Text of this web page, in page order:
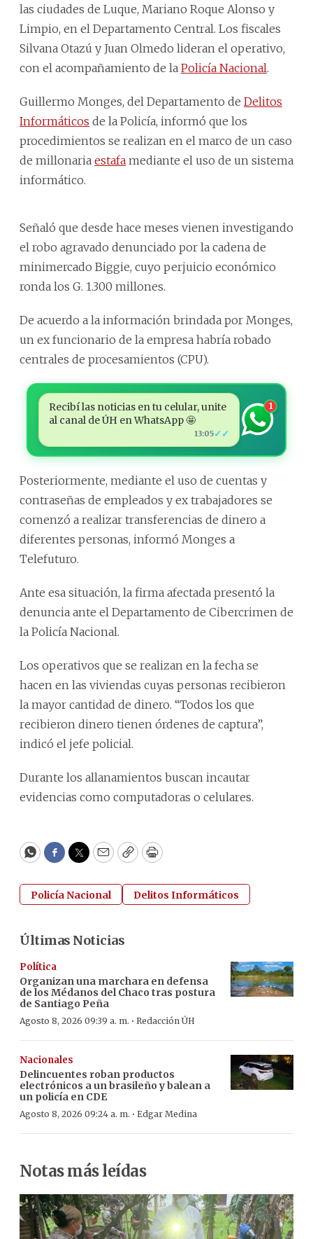
las ciudades de Luque, Mariano Roque Alonso y
Limpio, en el Departamento Central. Los fiscales
Silvana Otazú y Juan Olmedo lideran el operativo,
con el acompañamiento de la Policía Nacional.
Guillermo Monges, del Departamento de Delitos
Informáticos de la Policía, informó que los
procedimientos se realizan en el marco de un caso
de millonaria estafa mediante el uso de un sistema
informático.
Señaló que desde hace meses vienen investigando
el robo agravado denunciado por la cadena de
minimercado Biggie, cuyo perjuicio económico
ronda los G. 1.300 millones.
De acuerdo a la información brindada por Monges,
un ex funcionario de la empresa habría robado
centrales de procesamientos (CPU).
Recibí las noticias en tu celular, unite
al canal de ÚH en WhatsApp 🤩
13:05✓✓
1
Posteriormente, mediante el uso de cuentas y
contraseñas de empleados y ex trabajadores se
comenzó a realizar transferencias de dinero a
diferentes personas, informó Monges a
Telefuturo.
Ante esa situación, la firma afectada presentó la
denuncia ante el Departamento de Cibercrimen de
la Policía Nacional.
Los operativos que se realizan en la fecha se
hacen en las viviendas cuyas personas recibieron
la mayor cantidad de dinero. “Todos los que
recibieron dinero tienen órdenes de captura”,
indicó el jefe policial.
Durante los allanamientos buscan incautar
evidencias como computadoras o celulares.
WhatsApp
Facebook
Twitter
EmailCopyPrint
Policía Nacional Delitos Informáticos
Últimas Noticias
Política
Organizan una marchara en defensa
de los Médanos del Chaco tras postura
de Santiago Peña
Agosto 8, 2026 09:39 a. m. · Redacción ÚH
Nacionales
Delincuentes roban productos
electrónicos a un brasileño y balean a
un policía en CDE
Agosto 8, 2026 09:24 a. m. · Edgar Medina
Notas más leídas